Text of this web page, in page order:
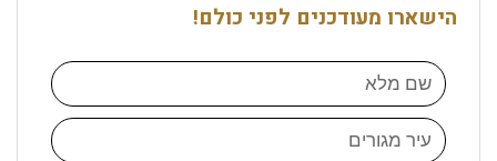
הישארו מעודכנים לפני כולם!